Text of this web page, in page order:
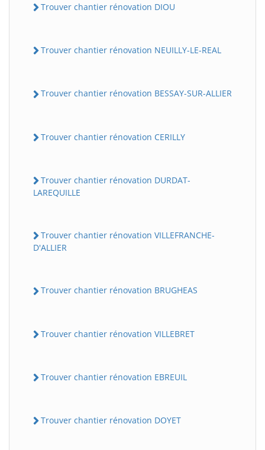
Trouver chantier rénovation DIOU
Trouver chantier rénovation NEUILLY-LE-REAL
Trouver chantier rénovation BESSAY-SUR-ALLIER
Trouver chantier rénovation CERILLY
Trouver chantier rénovation DURDAT-
LAREQUILLE
Trouver chantier rénovation VILLEFRANCHE-
D'ALLIER
Trouver chantier rénovation BRUGHEAS
Trouver chantier rénovation VILLEBRET
Trouver chantier rénovation EBREUIL
Trouver chantier rénovation DOYET